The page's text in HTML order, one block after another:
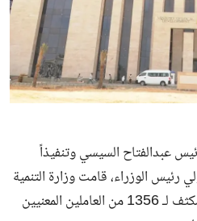
عبدالفتاح السيسي وتنفيذاً
رئيس الوزراء، قامت وزارة التنمية
المحلية بتنفيذ برنامج تدريبي مكثف لـ 1356 من العاملين المعنيين